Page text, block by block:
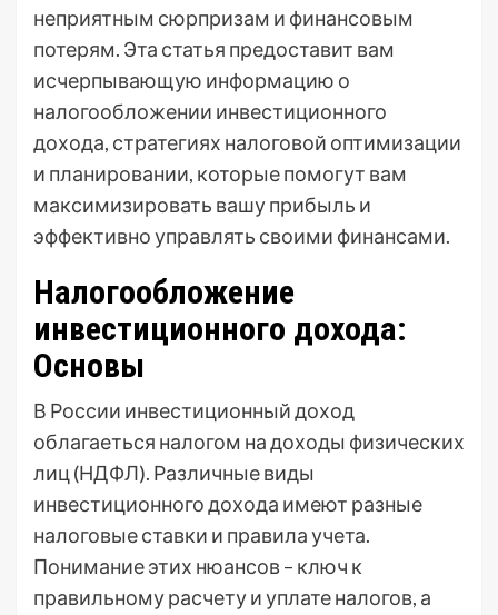
неприятным сюрпризам и финансовым
потерям. Эта статья предоставит вам
исчерпывающую информацию о
налогообложении инвестиционного
дохода, стратегиях налоговой оптимизации
и планировании, которые помогут вам
максимизировать вашу прибыль и
эффективно управлять своими финансами.
Налогообложение
инвестиционного дохода:
Основы
В России инвестиционный доход
облагаеться налогом на доходы физических
лиц (НДФЛ). Различные виды
инвестиционного дохода имеют разные
налоговые ставки и правила учета.
Понимание этих нюансов – ключ к
правильному расчету и уплате налогов, а